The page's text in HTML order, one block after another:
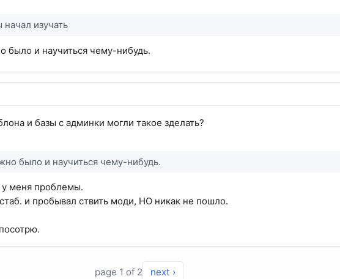
изучать
было и научиться чему-нибудь.
и базы с админки могли такое зделать?
было и научиться чему-нибудь.
меня проблемы.
и пробывал ствить моди, НО никак не пошло.
page 1 of 2 next ›